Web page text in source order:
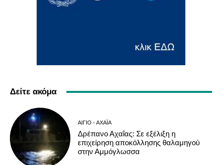
Δείτε ακόμα
ΑΊΓΙΟ - ΑΧΑΪ́Α
Δρέπανο Αχαΐας: Σε εξέλιξη η
επιχείρηση αποκόλλησης θαλαμηγού
στην Αμμόγλωσσα